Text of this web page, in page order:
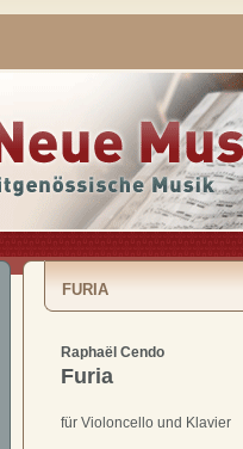
FURIA
Raphaël Cendo
Furia
für Violoncello und Klavier